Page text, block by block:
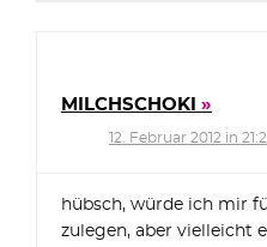
MILCHSCHOKI
12. Februar 2012 in
hübsch, würde ich mir
zulegen, aber vielleicht